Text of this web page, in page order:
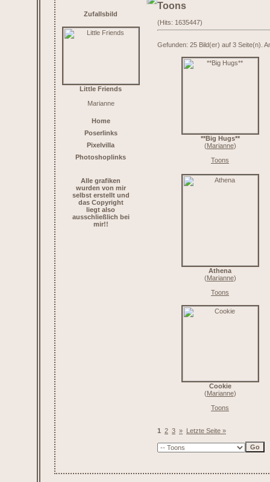
Zufallsbild
Little Friends
Marianne
Home
Poserlinks
Pixelvilla
Photoshoplinks
Alle grafiken
wurden von mir
selbst erstellt und
das Copyright
liegt also
ausschließlich bei
mir!!
Toons
(Hits: 1635447)
Gefunden: 25 Bild(er) auf 3 Seite(n).
**Big Hugs**
(Marianne)
Toons
Athena
(Marianne)
Toons
Cookie
(Marianne)
Toons
1 2 3 » Letzte Seite »